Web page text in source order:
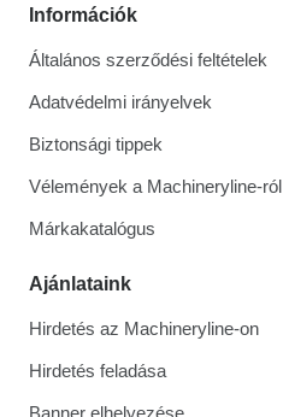
Információk
Általános szerződési feltételek
Adatvédelmi irányelvek
Biztonsági tippek
Vélemények a Machineryline-ról
Márkakatalógus
Ajánlataink
Hirdetés az Machineryline-on
Hirdetés feladása
Banner elhelyezése